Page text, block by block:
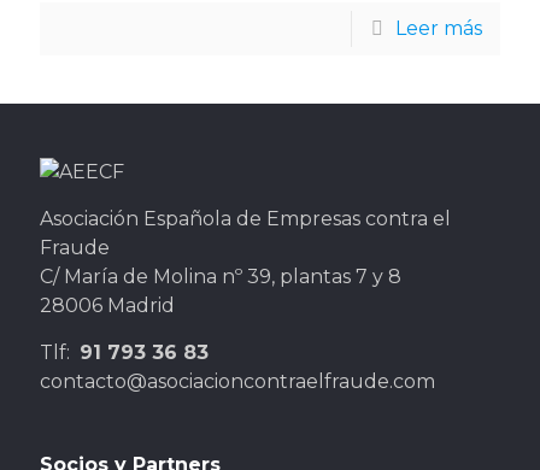
Leer más
Asociación Española de Empresas contra el
Fraude
C/ María de Molina nº 39, plantas 7 y 8
28006 Madrid
Tlf: 91 793 36 83
contacto@asociacioncontraelfraude.com
Socios y Partners